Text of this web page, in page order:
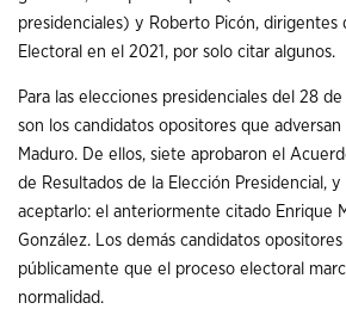
presidenciales) y Roberto Picón, dirigentes
Electoral en el 2021, por solo citar algunos.
Para las elecciones presidenciales del 28
son los candidatos opositores que
Maduro. De ellos, siete aprobaron el
de Resultados de la Elección Presidencial,
aceptarlo: el anteriormente citado Enrique
González. Los demás candidatos
públicamente que el proceso electoral
normalidad.